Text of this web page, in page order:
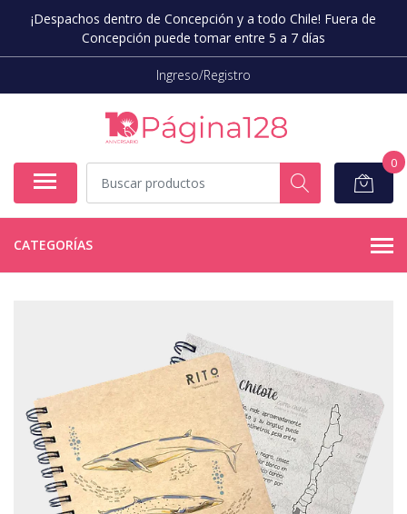
¡Despachos dentro de Concepción y a todo Chile! Fuera de
Concepción puede tomar entre 5 a 7 días
Ingreso/Registro
0
CATEGORÍAS